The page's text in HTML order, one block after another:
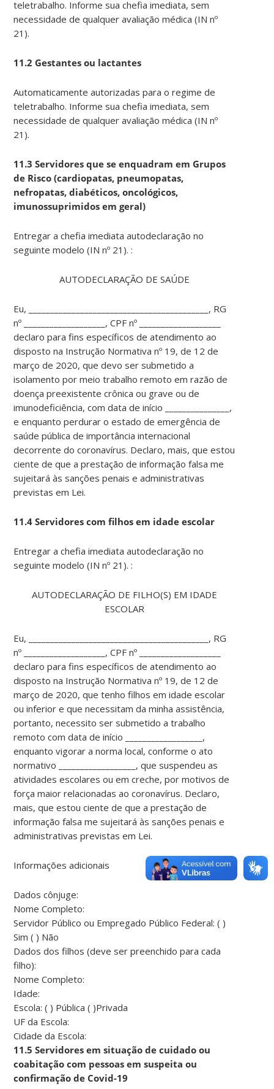
teletrabalho. Informe sua chefia imediata, sem
necessidade de qualquer avaliação médica (IN nº
21).
11.2 Gestantes ou lactantes
Automaticamente autorizadas para o regime de
teletrabalho. Informe sua chefia imediata, sem
necessidade de qualquer avaliação médica (IN nº
21).
11.3 Servidores que se enquadram em Grupos
de Risco (cardiopatas, pneumopatas,
nefropatas, diabéticos, oncológicos,
imunossuprimidos em geral)
Entregar a chefia imediata autodeclaração no
seguinte modelo (IN nº 21). :
AUTODECLARAÇÃO DE SAÚDE
Eu, __________________________________________, RG
nº ___________________, CPF nº ___________________
declaro para fins específicos de atendimento ao
disposto na Instrução Normativa nº 19, de 12 de
março de 2020, que devo ser submetido a
isolamento por meio trabalho remoto em razão de
doença preexistente crônica ou grave ou de
imunodeficiência, com data de início _______________,
e enquanto perdurar o estado de emergência de
saúde pública de importância internacional
decorrente do coronavírus. Declaro, mais, que estou
ciente de que a prestação de informação falsa me
sujeitará às sanções penais e administrativas
previstas em Lei.
11.4 Servidores com filhos em idade escolar
Entregar a chefia imediata autodeclaração no
seguinte modelo (IN nº 21). :
AUTODECLARAÇÃO DE FILHO(S) EM IDADE
ESCOLAR
Eu, __________________________________________, RG
nº ___________________, CPF nº ___________________
declaro para fins específicos de atendimento ao
disposto na Instrução Normativa nº 19, de 12 de
março de 2020, que tenho filhos em idade escolar
ou inferior e que necessitam da minha assistência,
portanto, necessito ser submetido a trabalho
remoto com data de início __________________,
enquanto vigorar a norma local, conforme o ato
normativo __________________, que suspendeu as
atividades escolares ou em creche, por motivos de
força maior relacionadas ao coronavírus. Declaro,
mais, que estou ciente de que a prestação de
informação falsa me sujeitará às sanções penais e
administrativas previstas em Lei.
Informações adicionais
Dados cônjuge:
Nome Completo:
Servidor Público ou Empregado Público Federal: ( )
Sim ( ) Não
Dados dos filhos (deve ser preenchido para cada
filho):
Nome Completo:
Idade:
Escola: ( ) Pública ( )Privada
UF da Escola:
Cidade da Escola:
11.5 Servidores em situação de cuidado ou
coabitação com pessoas em suspeita ou
confirmação de Covid-19